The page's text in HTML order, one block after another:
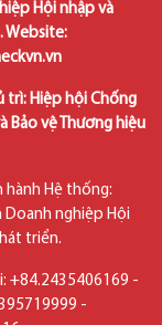
Hội nhập và
Website:
trì: Hiệp hội Chống
Bảo vệ Thương hiệu
hành Hệ thống:
Doanh nghiệp Hội
triển.
+84.2435406169 -
-